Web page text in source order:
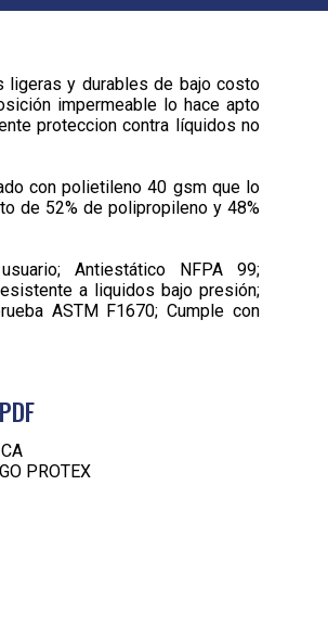
ligeras y durables de bajo costo
impermeable lo hace apto
proteccion contra líquidos no
con polietileno 40 gsm que lo
de 52% de polipropileno y 48%
Antiestático NFPA 99;
a liquidos bajo presión;
ASTM F1670; Cumple con
PROTEX